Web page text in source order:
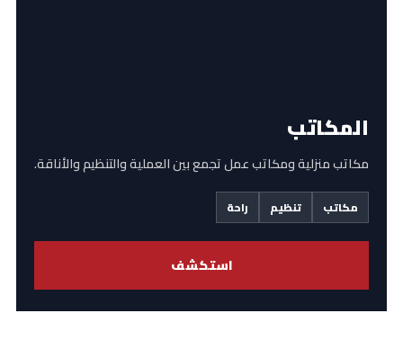
المكاتب
مكاتب منزلية ومكاتب عمل تجمع بين العملية والتنظيم والأناقة.
مكاتب تنظيم راحة
استكشف